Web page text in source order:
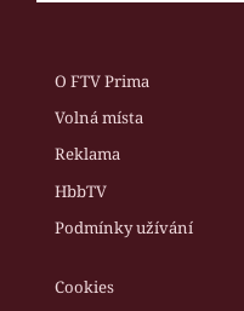
O FTV Prima
Volná místa
Reklama
HbbTV
Podmínky užívání
Cookies